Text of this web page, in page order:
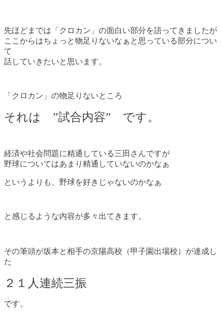
先ほどまでは「クロカン」の面白い部分を語ってきましたが
ここからはちょっと物足りないなぁと思っている部分につい
て
話していきたいと思います。
「クロカン」の物足りないところ
それは ”試合内容” です。
経済や社会問題に精通している三田さんですが
野球についてはあまり精通していないのかなぁ
というよりも、野球を好きじゃないのかなぁ
と感じるような内容が多々出てきます。
その筆頭が坂本と相手の京陽高校（甲子園出場校）が達成し
た
２１人連続三振
です。